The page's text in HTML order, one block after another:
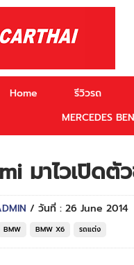
Home รีวิวรถ
MERCEDES
มาไวเปิด
/ วันที่ : 26 June 2014
BMW BMW X6 รถแต่ง